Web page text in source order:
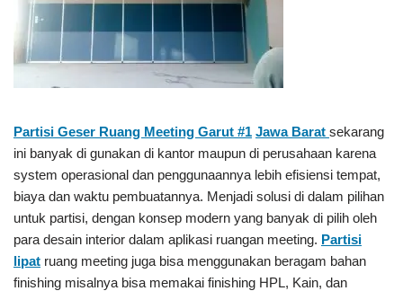
Partisi Geser Ruang Meeting Garut #1 Jawa Barat sekarang
ini banyak di gunakan di kantor maupun di perusahaan karena
system operasional dan penggunaannya lebih efisiensi tempat,
biaya dan waktu pembuatannya. Menjadi solusi di dalam pilihan
untuk partisi, dengan konsep modern yang banyak di pilih oleh
para desain interior dalam aplikasi ruangan meeting. Partisi
lipat ruang meeting juga bisa menggunakan beragam bahan
finishing misalnya bisa memakai finishing HPL, Kain, dan